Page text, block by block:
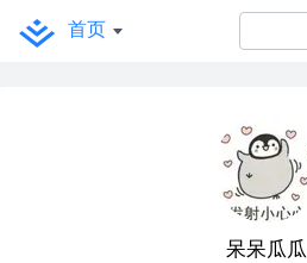
首页
呆呆瓜瓜